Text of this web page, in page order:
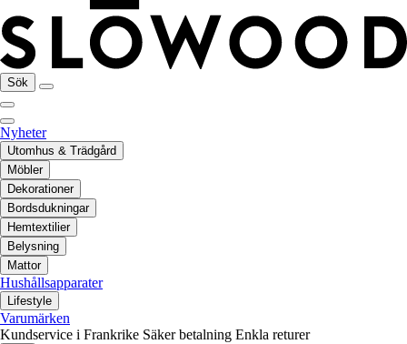
Sök
Nyheter
Utomhus & Trädgård
Möbler
Dekorationer
Bordsdukningar
Hemtextilier
Belysning
Mattor
Hushållsapparater
Lifestyle
Varumärken
Kundservice i Frankrike Säker betalning Enkla returer